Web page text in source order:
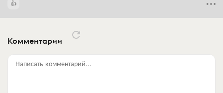
Комментарии
Написать комментарий...